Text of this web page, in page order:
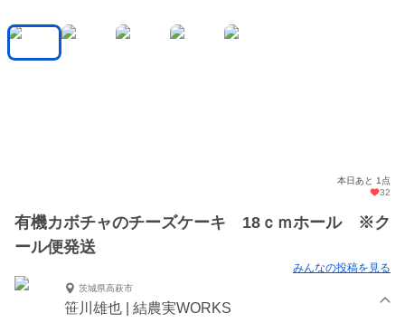
本日あと 1点
32
有機カボチャのチーズケーキ 18ｃｍホール ※ク
ール便発送
みんなの投稿を見る
茨城県高萩市
笹川雄也 | 結農実WORKS